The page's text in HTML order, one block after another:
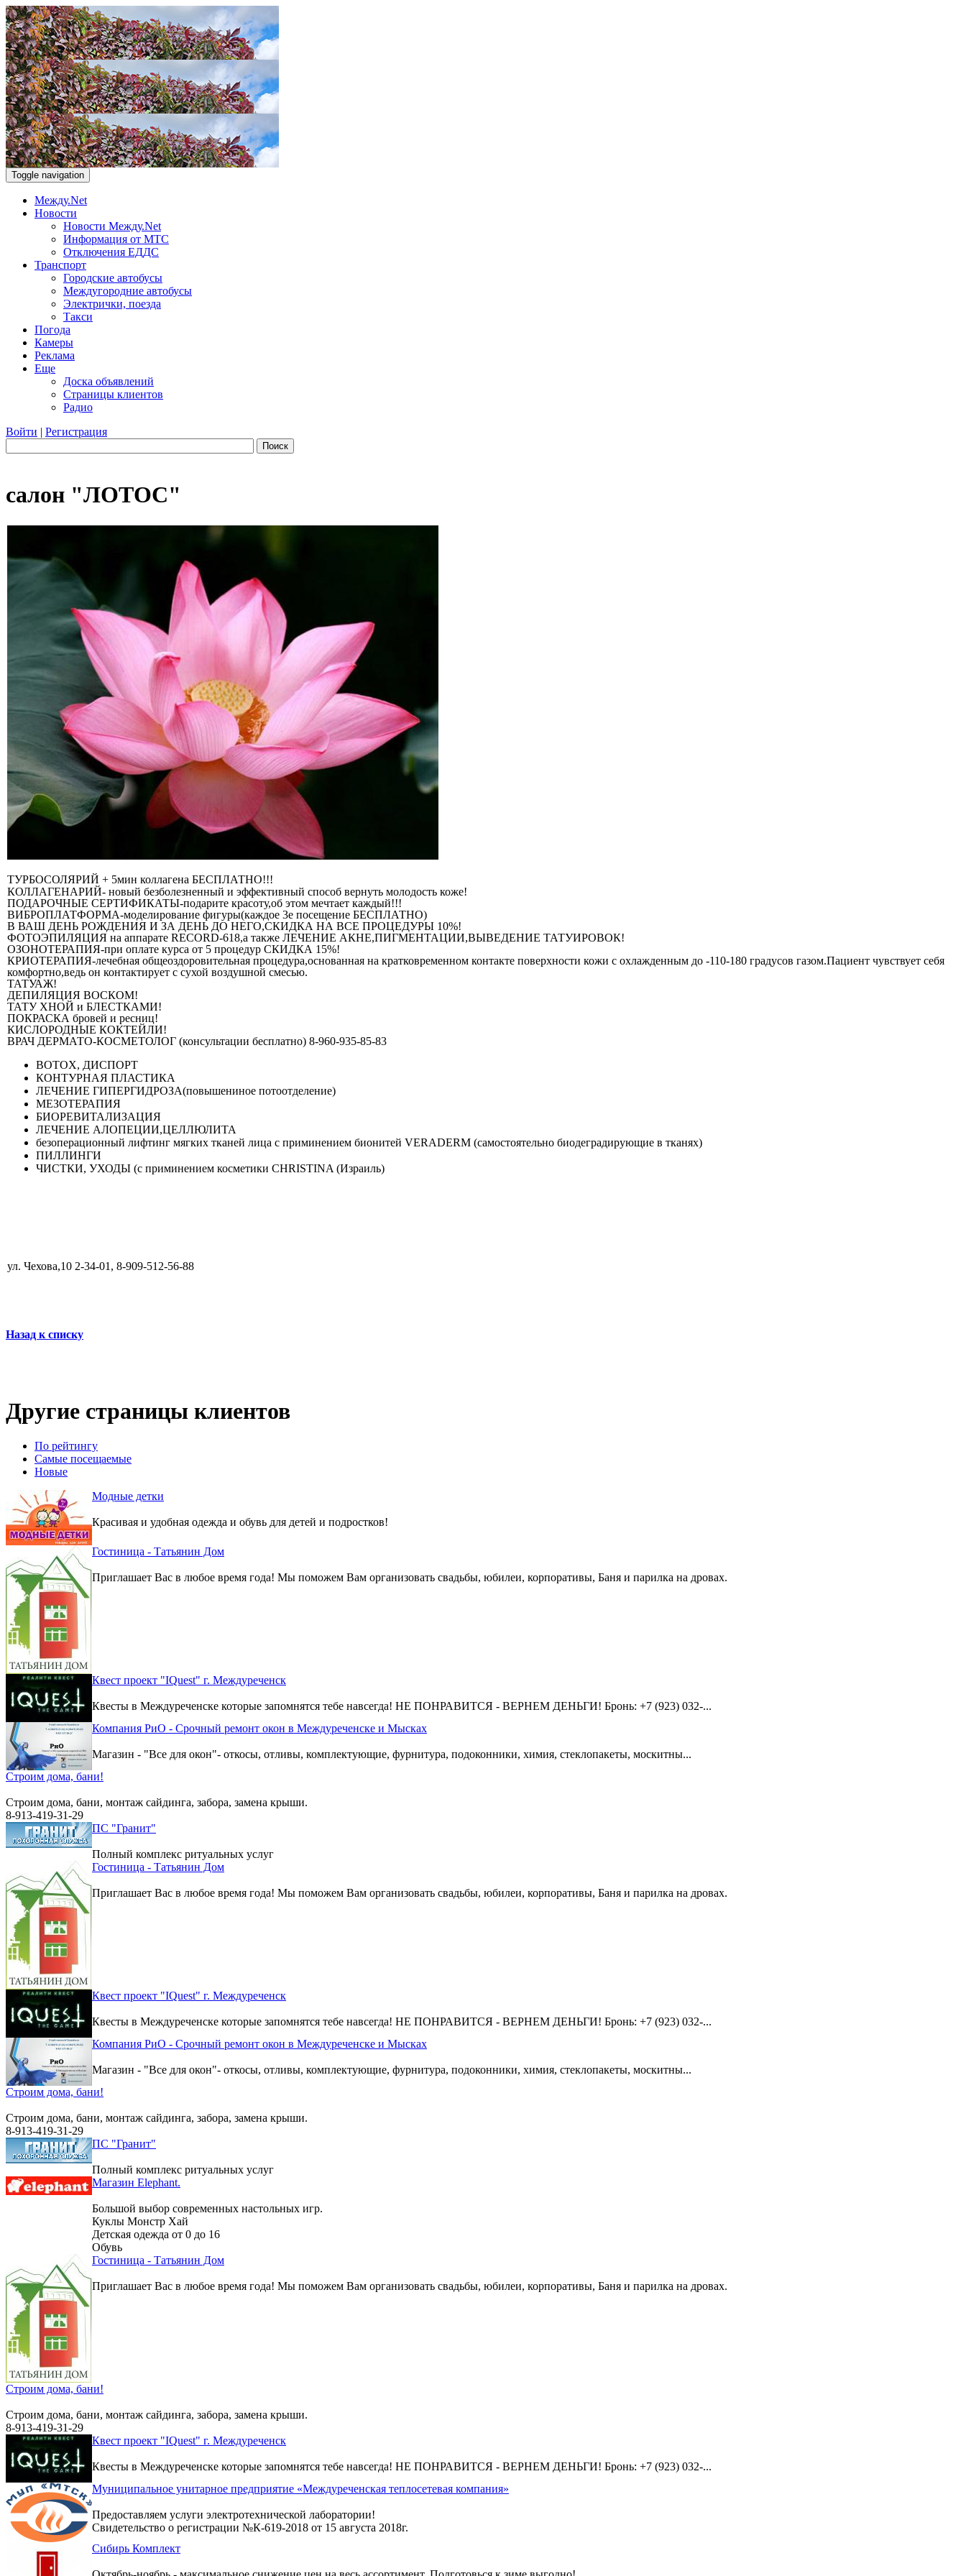
Toggle navigation
Между.Net
Новости
Новости Между.Net
Информация от МТС
Отключения ЕДДС
Транспорт
Городские автобусы
Междугородние автобусы
Электрички, поезда
Такси
Погода
Камеры
Реклама
Еще
Доска объявлений
Страницы клиентов
Радио
Войти | Регистрация
Поиск
салон "ЛОТОС"
ТУРБОСОЛЯРИЙ + 5мин коллагена БЕСПЛАТНО!!!
КОЛЛАГЕНАРИЙ- новый безболезненный и эффективный способ вернуть молодость коже!
ПОДАРОЧНЫЕ СЕРТИФИКАТЫ-подарите красоту,об этом мечтает каждый!!!
ВИБРОПЛАТФОРМА-моделирование фигуры(каждое 3е посещение БЕСПЛАТНО)
В ВАШ ДЕНЬ РОЖДЕНИЯ И ЗА ДЕНЬ ДО НЕГО,СКИДКА НА ВСЕ ПРОЦЕДУРЫ 10%!
ФОТОЭПИЛЯЦИЯ на аппарате RECORD-618,а также ЛЕЧЕНИЕ АКНЕ,ПИГМЕНТАЦИИ,ВЫВЕДЕНИЕ ТАТУИРОВОК!
ОЗОНОТЕРАПИЯ-при оплате курса от 5 процедур СКИДКА 15%!
КРИОТЕРАПИЯ-лечебная общеоздоровительная процедура,основанная на кратковременном контакте поверхности кожи с охлажденным до -110-180 градусов газом.Пациент чувствует себя
комфортно,ведь он контактирует с сухой воздушной смесью.
ТАТУАЖ!
ДЕПИЛЯЦИЯ ВОСКОМ!
ТАТУ ХНОЙ и БЛЕСТКАМИ!
ПОКРАСКА бровей и ресниц!
КИСЛОРОДНЫЕ КОКТЕЙЛИ!
ВРАЧ ДЕРМАТО-КОСМЕТОЛОГ (консультации бесплатно) 8-960-935-85-83
BOTOX, ДИСПОРТ
КОНТУРНАЯ ПЛАСТИКА
ЛЕЧЕНИЕ ГИПЕРГИДРОЗА(повышениное потоотделение)
МЕЗОТЕРАПИЯ
БИОРЕВИТАЛИЗАЦИЯ
ЛЕЧЕНИЕ АЛОПЕЦИИ,ЦЕЛЛЮЛИТА
безоперационный лифтинг мягких тканей лица с приминением бионитей VERADERM (самостоятельно биодеградирующие в тканях)
ПИЛЛИНГИ
ЧИСТКИ, УХОДЫ (с приминением косметики CHRISTINA (Израиль)
ул. Чехова,10 2-34-01, 8-909-512-56-88
Назад к списку
Другие страницы клиентов
По рейтингу
Самые посещаемые
Новые
Модные детки
Красивая и удобная одежда и обувь для детей и подростков!
Гостиница - Татьянин Дом
Приглашает Вас в любое время года! Мы поможем Вам организовать свадьбы, юбилеи, корпоративы, Баня и парилка на дровах.
Квест проект "IQuest" г. Междуреченск
Квесты в Междуреченске которые запомнятся тебе навсегда! НЕ ПОНРАВИТСЯ - ВЕРНЕМ ДЕНЬГИ! Бронь: +7 (923) 032-...
Компания РиО - Срочный ремонт окон в Междуреченске и Мысках
Магазин - "Все для окон"- откосы, отливы, комплектующие, фурнитура, подоконники, химия, стеклопакеты, москитны...
Строим дома, бани!
Строим дома, бани, монтаж сайдинга, забора, замена крыши.
8-913-419-31-29
ПС "Гранит"
Полный комплекс ритуальных услуг
Гостиница - Татьянин Дом
Приглашает Вас в любое время года! Мы поможем Вам организовать свадьбы, юбилеи, корпоративы, Баня и парилка на дровах.
Квест проект "IQuest" г. Междуреченск
Квесты в Междуреченске которые запомнятся тебе навсегда! НЕ ПОНРАВИТСЯ - ВЕРНЕМ ДЕНЬГИ! Бронь: +7 (923) 032-...
Компания РиО - Срочный ремонт окон в Междуреченске и Мысках
Магазин - "Все для окон"- откосы, отливы, комплектующие, фурнитура, подоконники, химия, стеклопакеты, москитны...
Строим дома, бани!
Строим дома, бани, монтаж сайдинга, забора, замена крыши.
8-913-419-31-29
ПС "Гранит"
Полный комплекс ритуальных услуг
Магазин Elephant.
Большой выбор современных настольных игр.
Куклы Монстр Хай
Детская одежда от 0 до 16
Обувь
Гостиница - Татьянин Дом
Приглашает Вас в любое время года! Мы поможем Вам организовать свадьбы, юбилеи, корпоративы, Баня и парилка на дровах.
Строим дома, бани!
Строим дома, бани, монтаж сайдинга, забора, замена крыши.
8-913-419-31-29
Квест проект "IQuest" г. Междуреченск
Квесты в Междуреченске которые запомнятся тебе навсегда! НЕ ПОНРАВИТСЯ - ВЕРНЕМ ДЕНЬГИ! Бронь: +7 (923) 032-...
Муниципальное унитарное предприятие «Междуреченская теплосетевая компания»
Предоставляем услуги электротехнической лаборатории!
Свидетельство о регистрации №К-619-2018 от 15 августа 2018г.
Сибирь Комплект